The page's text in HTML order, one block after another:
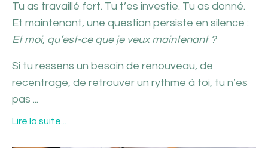
Tu as travaillé fort. Tu t’es investie. Tu as donné.
Et maintenant, une question persiste en silence :
Et moi, qu’est-ce que je veux maintenant ?
Si tu ressens un besoin de renouveau, de
recentrage, de retrouver un rythme à toi, tu n’es
pas ...
Lire la suite...